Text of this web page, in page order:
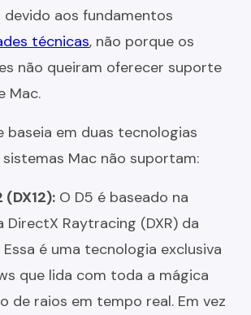
aos fundamentos
técnicas, não porque os
não queiram oferecer suporte
Mac.
baseia em duas tecnologias
Mac não suportam:
(DX12): O D5 é baseado na
DirectX Raytracing (DXR) da
é uma tecnologia exclusiva
que lida com toda a mágica
de raios em tempo real. Em vez